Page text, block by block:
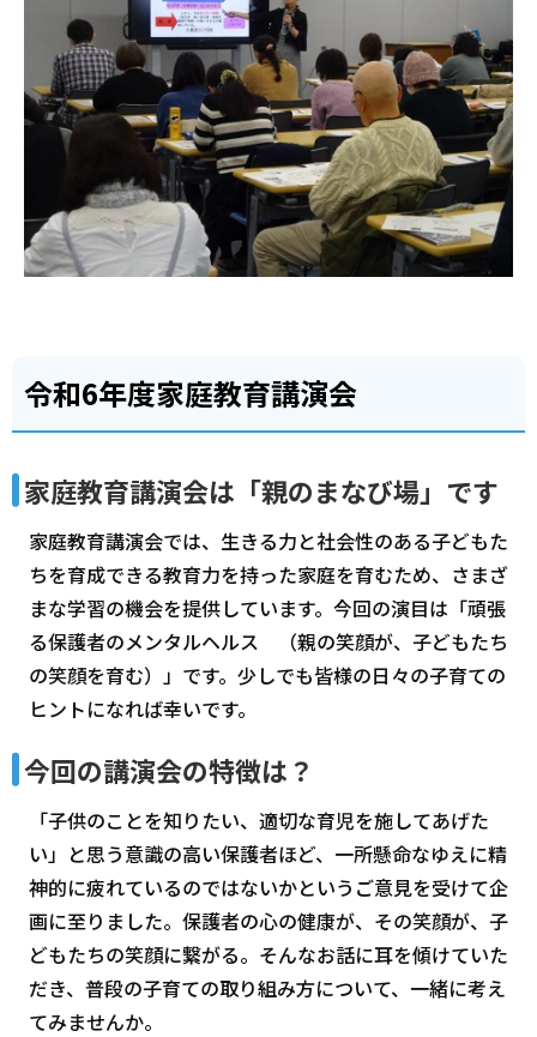
令和6年度家庭教育講演会
家庭教育講演会は「親のまなび場」です
家庭教育講演会では、生きる力と社会性のある子どもた
ちを育成できる教育力を持った家庭を育むため、さまざ
まな学習の機会を提供しています。今回の演目は「頑張
る保護者のメンタルヘルス （親の笑顔が、子どもたち
の笑顔を育む）」です。少しでも皆様の日々の子育ての
ヒントになれば幸いです。
今回の講演会の特徴は？
「子供のことを知りたい、適切な育児を施してあげた
い」と思う意識の高い保護者ほど、一所懸命なゆえに精
神的に疲れているのではないかというご意見を受けて企
画に至りました。保護者の心の健康が、その笑顔が、子
どもたちの笑顔に繋がる。そんなお話に耳を傾けていた
だき、普段の子育ての取り組み方について、一緒に考え
てみませんか。